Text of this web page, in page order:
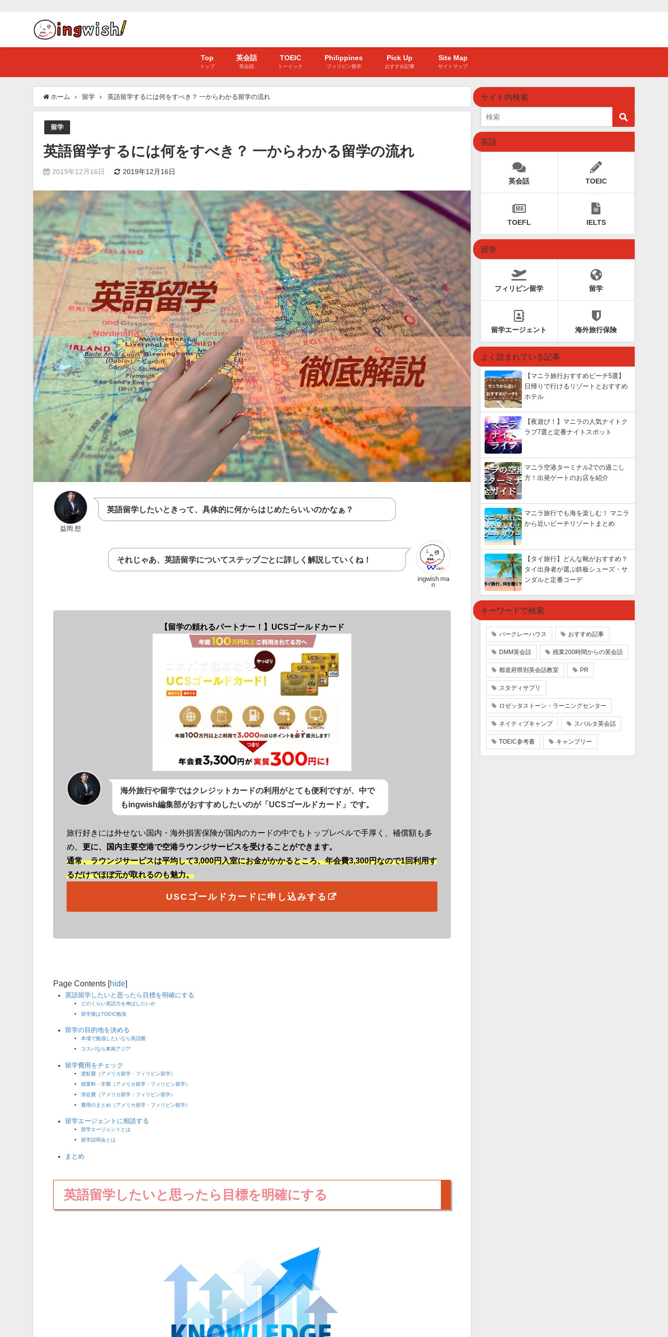
Top
トップ
英会話
英会話
TOEIC
トーイック
Philippines
フィリピン留学
Pick Up
おすすめ記事
Site Map
サイトマップ
ホーム 留学 英語留学するには何をすべき？ 一からわかる留学の流れ
留学
英語留学するには何をすべき？ 一からわかる留学の流れ
2019年12月16日 2019年12月16日
益岡 想
英語留学したいときって、具体的に何からはじめたらいいのかなぁ？
ingwish ma
n
それじゃあ、英語留学についてステップごとに詳しく解説していくね！
【留学の頼れるパートナー！】UCSゴールドカード
海外旅行や留学ではクレジットカードの利用がとても便利ですが、中で
もingwish編集部がおすすめしたいのが「UCSゴールドカード」です。
旅行好きには外せない国内・海外損害保険が国内のカードの中でもトップレベルで手厚く、補償額も多
め。更に、国内主要空港で空港ラウンジサービスを受けることができます。
通常、ラウンジサービスは平均して3,000円入室にお金がかかるところ、年会費3,300円なので1回利用す
るだけでほぼ元が取れるのも魅力。
USCゴールドカードに申し込みする
Page Contents [hide]
英語留学したいと思ったら目標を明確にする
どのくらい英語力を伸ばしたいか
留学後はTOEIC勉強
留学の目的地を決める
本場で勉強したいなら英語圏
コスパなら東南アジア
留学費用をチェック
渡航費（アメリカ留学・フィリピン留学）
授業料・学費（アメリカ留学・フィリピン留学）
滞在費（アメリカ留学・フィリピン留学）
費用のまとめ（アメリカ留学・フィリピン留学）
留学エージェントに相談する
留学エージェントとは
留学説明会とは
まとめ
英語留学したいと思ったら目標を明確にする
サイト内検索
英語
英会話 TOEIC
TOEFL IELTS
留学
フィリピン留学 留学
留学エージェント 海外旅行保険
よく読まれている記事
【マニラ旅行おすすめビーチ5選】
日帰りで行けるリゾートとおすすめ
ホテル
【夜遊び！】マニラの人気ナイトク
ラブ7選と定番ナイトスポット
マニラ空港ターミナル2での過ごし
方！出発ゲートのお店を紹介
マニラ旅行でも海を楽しむ！ マニラ
から近いビーチリゾートまとめ
【タイ旅行】どんな靴がおすすめ？
タイ出身者が選ぶ鉄板シューズ・サ
ンダルと定番コーデ
キーワードで検索
バークレーハウス おすすめ記事
DMM英会話 残業200時間からの英会話
都道府県別英会話教室 PR
スタディサプリ
ロゼッタストーン・ラーニングセンター
ネイティブキャンプ スパルタ英会話
TOEIC参考書 キャンブリー